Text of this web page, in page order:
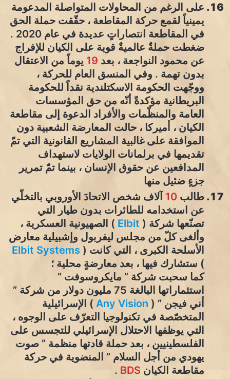
على الرغم من المحاولات المتواصلة المدعومة
يمينياً لقمع حركة المقاطعة ، حقّقت حملة الحق
في المقاطعة انتصاراتٍ عديدة في عام 2020 .
ضغطت حملةٌ عالميةٌ قوية على الكيان للإفراج
عن محمود النواجعة ، بعد 19 يوماً من الاعتقال
بدون تهمة . وفي المنسق العام للحركة ،
ووجّهت الحكومة الاسكتلندية نقداً للحكومة
البريطانية مؤكدةً أنّه من حق المؤسسات
العامة والمنظّمات والأفراد الدعوة إلى مقاطعة
الكيان ، أميركا ، حالت المعارضة الشعبية دون
الموافقة على غالبية المشاريع القانونية التي تمّ
تقديمها في برلمانات الولايات لاستهداف
المدافعين عن حقوق الإنسان ، بينما تمّ تمرير
جزءٍ ضئيل منها
طالب 10 آلاف شخص الاتحادَ الأوروبي بالتخلّي
عن استخدامه للطائرات بدون طيار التي
تصنّعها شركة ( Elbit ) الصهيونية العسكرية ،
وألغى كلّ من مجلس ليفربول وإشبيلية معارض
الأسلحة الكبرى ، التي كانت ( Elbit Systems
) ستشارك فيها ، بعد معارضةٍ محلية ؛
كما سحبت شركة ” مايكروسوفت ”
استثماراتها البالغة 75 مليون دولار من شركة ”
أني فيجن ” ( Any Vision ) الإسرائيلية
المتخصّصة في تكنولوجيا التعرّف على الوجوه ،
التي يوظفها الاحتلال الإسرائيلي للتجسس على
الفلسطينيين ، بعد حملة قادتها منظمة ” صوت
يهودي من أجل السلام ” المنضوية في حركة
مقاطعة الكيان BDS
.